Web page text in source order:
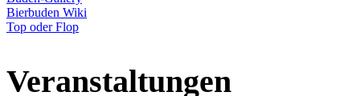
Bierbuden Wiki
Top oder Flop
Veranstaltungen